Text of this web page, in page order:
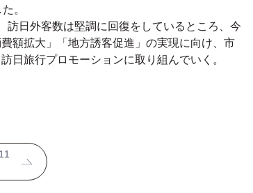
。
訪日外客数は堅調に回復をしているところ、今
額拡大」「地方誘客促進」の実現に向け、市
日旅行プロモーションに取り組んでいく。